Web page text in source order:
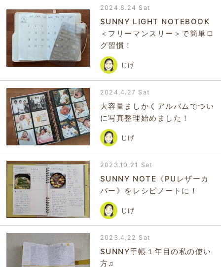
2024.8.24 Sat
SUNNY LIGHT NOTEBOOK
＜フリーマンスリー＞で簡単ロ
グ習慣！
じげ
2024.4.27 Sat
大容量ましかくアルバムでつい
に写真整理始めました！
じげ
2023.10.21 Sat
SUNNY NOTE《PUレザーカ
バー》をレシピノートに！
じげ
2023.4.22 Sat
SUNNY手帳１年目の私の使い
方♫